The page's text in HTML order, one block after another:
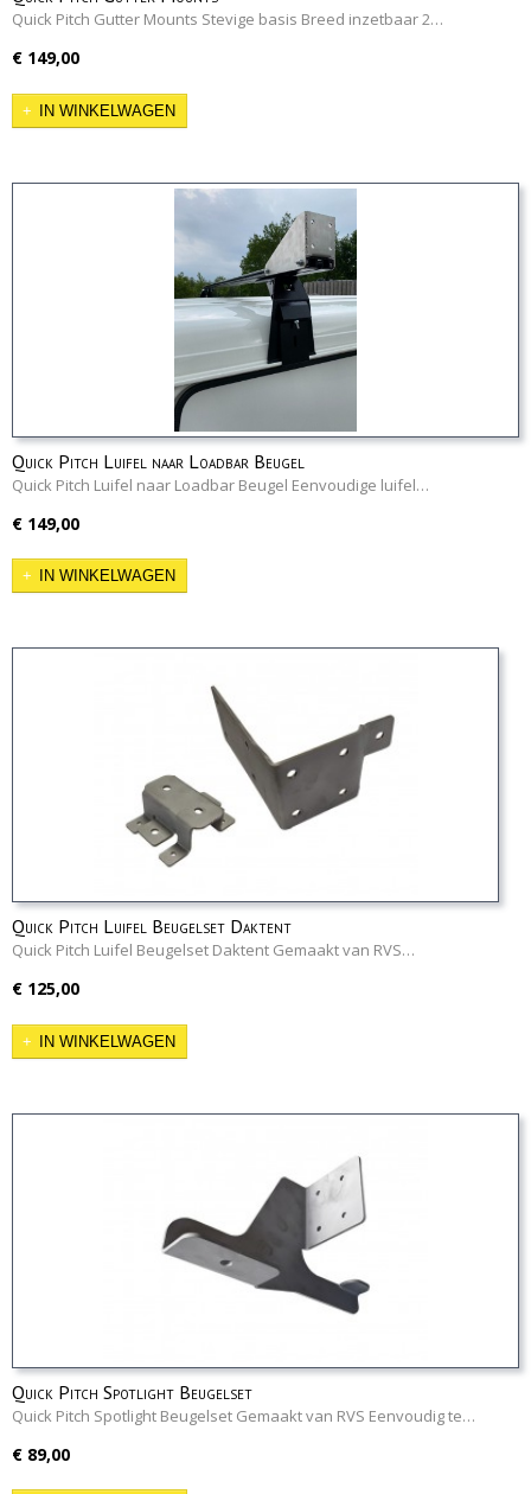
Quick Pitch Gutter Mounts Stevige basis Breed inzetbaar 2…
€ 149,00
IN WINKELWAGEN
Quick Pitch Luifel naar Loadbar Beugel
Quick Pitch Luifel naar Loadbar Beugel Eenvoudige luifel…
€ 149,00
IN WINKELWAGEN
Quick Pitch Luifel Beugelset Daktent
Quick Pitch Luifel Beugelset Daktent Gemaakt van RVS…
€ 125,00
IN WINKELWAGEN
Quick Pitch Spotlight Beugelset
Quick Pitch Spotlight Beugelset Gemaakt van RVS Eenvoudig te…
€ 89,00